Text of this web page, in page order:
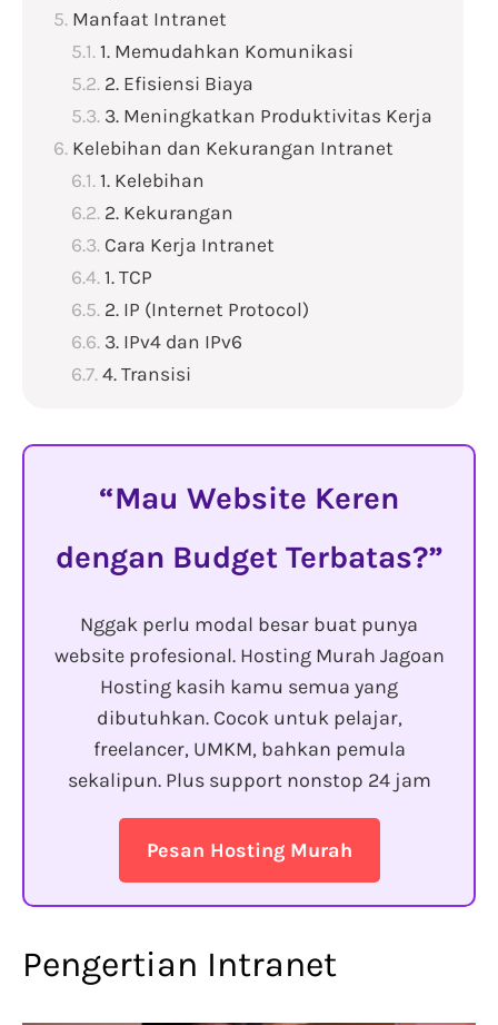
Manfaat Intranet
1. Memudahkan Komunikasi
2. Efisiensi Biaya
3. Meningkatkan Produktivitas Kerja
Kelebihan dan Kekurangan Intranet
1. Kelebihan
2. Kekurangan
Cara Kerja Intranet
1. TCP
2. IP (Internet Protocol)
3. IPv4 dan IPv6
4. Transisi
Mau Website Keren
dengan Budget Terbatas?
Nggak perlu modal besar buat punya
website profesional. Hosting Murah Jagoan
Hosting kasih kamu semua yang
dibutuhkan. Cocok untuk pelajar,
freelancer, UMKM, bahkan pemula
sekalipun. Plus support nonstop 24 jam
Pesan Hosting Murah
Pengertian Intranet